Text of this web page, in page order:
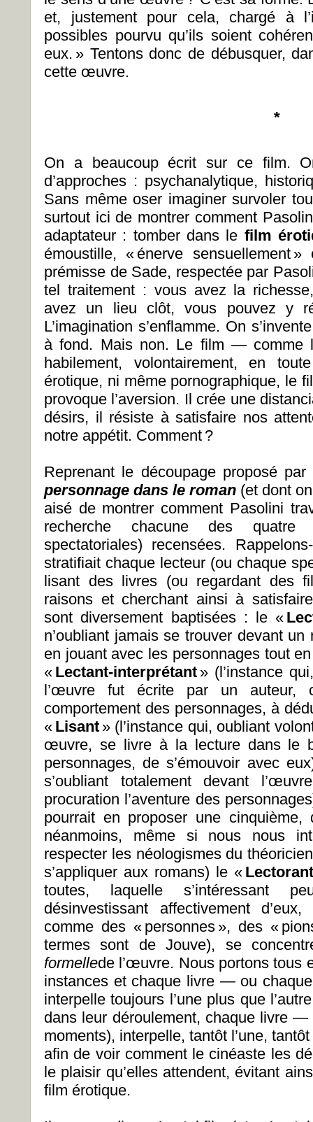
et, justement pour cela, chargé à
possibles pourvu qu’ils soient
eux. » Tentons donc de débusquer,
cette œuvre.
*
On a beaucoup écrit sur ce film.
d’approches : psychanalytique,
Sans même oser imaginer survoler
surtout ici de montrer comment
adaptateur : tomber dans le film
émoustille, « énerve sensuellement
prémisse de Sade, respectée par
tel traitement : vous avez la
avez un lieu clôt, vous pouvez y
L’imagination s’enflamme. On
à fond. Mais non. Le film —
habilement, volontairement, en
érotique, ni même pornographique, le
provoque l’aversion. Il crée une
désirs, il résiste à satisfaire nos
notre appétit. Comment ?
Reprenant le découpage proposé
personnage dans le roman (et dont
aisé de montrer comment Pasolini
recherche chacune des quatre
spectatoriales) recensées.
stratifiait chaque lecteur (ou chaque
lisant des livres (ou regardant des
raisons et cherchant ainsi à
sont diversement baptisées : le «
n’oubliant jamais se trouver devant
en jouant avec les personnages tout
« Lectant-interprétant » (l’instance
l’œuvre fut écrite par un auteur,
comportement des personnages, à
« Lisant » (l’instance qui, oubliant
œuvre, se livre à la lecture dans le
personnages, de s’émouvoir avec
s’oubliant totalement devant
procuration l’aventure des
pourrait en proposer une cinquième,
néanmoins, même si nous nous
respecter les néologismes du
s’appliquer aux romans) le «
toutes, laquelle s’intéressant
désinvestissant affectivement
comme des « personnes », des «
termes sont de Jouve), se
formellede l’œuvre. Nous portons tous
instances et chaque livre — ou
interpelle toujours l’une plus que
dans leur déroulement, chaque livre
moments), interpelle, tantôt l’une,
afin de voir comment le cinéaste les
le plaisir qu’elles attendent, évitant
film érotique.